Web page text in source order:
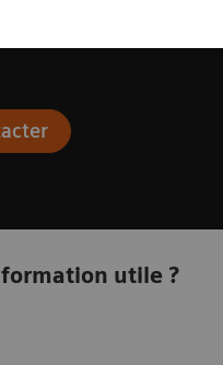
utile ?